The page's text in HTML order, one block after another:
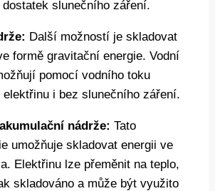
slunečního záření.
Další možností je skladovat
formě gravitační energie. Vodní
pomocí vodního toku
elektřinu i bez slunečního záření.
nádrže: Tato
umožňuje skladovat energii ve
Elektřinu lze přeměnit na teplo,
skladováno a může být využito